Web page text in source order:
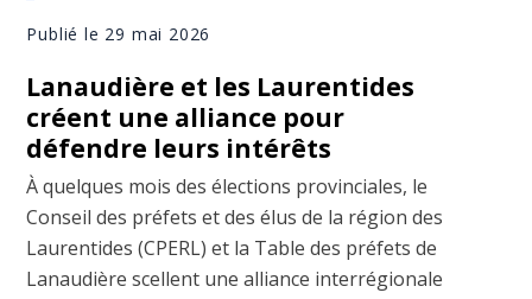
Publié le 29 mai 2026
Lanaudière et les Laurentides
créent une alliance pour
défendre leurs intérêts
À quelques mois des élections provinciales, le
Conseil des préfets et des élus de la région des
Laurentides (CPERL) et la Table des préfets de
Lanaudière scellent une alliance interrégionale